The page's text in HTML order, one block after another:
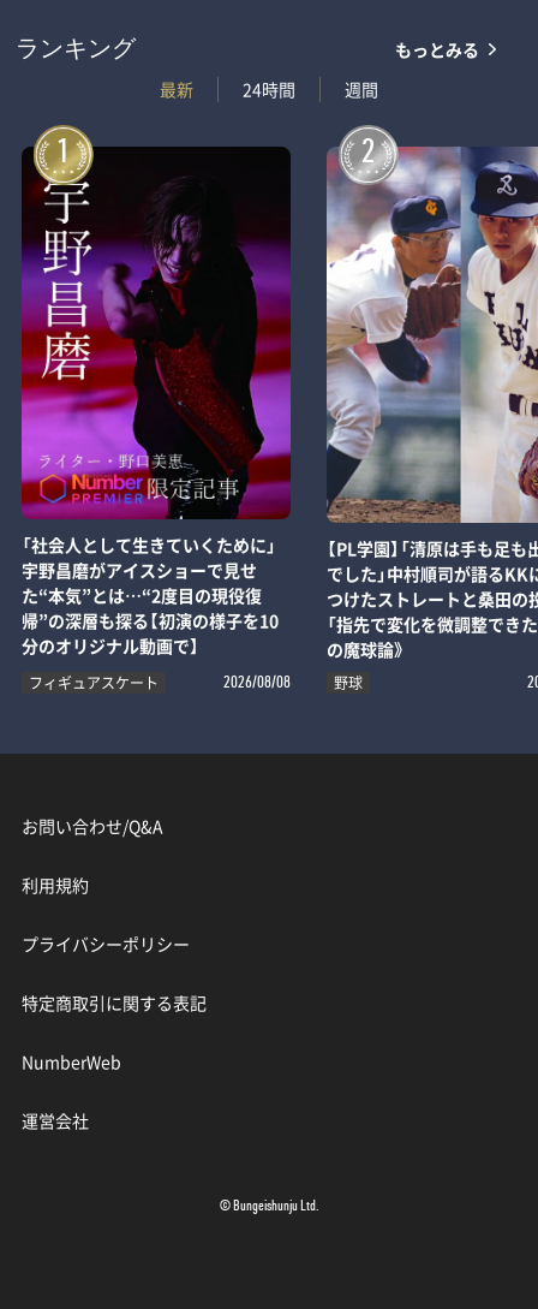
ランキング
最新
24時間 週間
もっとみる
1
「社会人として生きていくために」
宇野昌磨がアイスショーで見せ
た“本気”とは…“2度目の現役復
帰”の深層も探る【初演の様子を10
分のオリジナル動画で】
フィギュアスケート 2026/08/08
2
【PL学園】「清原は手も足も
でした」中村順司が語るKK
つけたストレートと桑田の
「指先で変化を微調整できた
の魔球論》
野球
お問い合わせ/Q&A
利用規約
プライバシーポリシー
特定商取引に関する表記
NumberWeb
運営会社
© Bungeishunju Ltd.